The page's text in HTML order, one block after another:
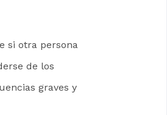
si otra persona
de los
graves y